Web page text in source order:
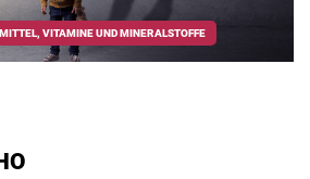
VITAMINE UND MINERALSTOFFE